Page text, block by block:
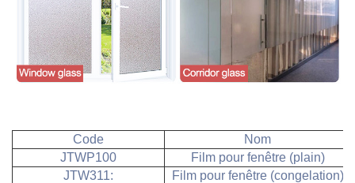
Code
Nom
JTWP100
Film pour fenêtre (plain)
JTW311:
Film pour fenêtre (congelation)